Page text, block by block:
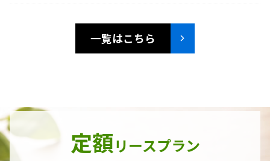
一覧はこちら
定額リースプラン